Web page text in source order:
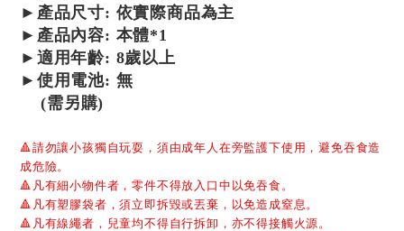
►產品尺寸: 依實際商品為主
►產品內容: 本體*1
►適用年齡: 8歲以上
►使用電池: 無
(需另購)
🔺請勿讓小孩獨自玩耍，須由成年人在旁監護下使用，避免吞食造
成危險。
🔺 凡有細小物件者，零件不得放入口中以免吞食。
🔺 凡有塑膠袋者，須立即拆毀或丟棄，以免造成窒息。
🔺 凡有線繩者，兒童均不得自行拆卸，亦不得接觸火源。